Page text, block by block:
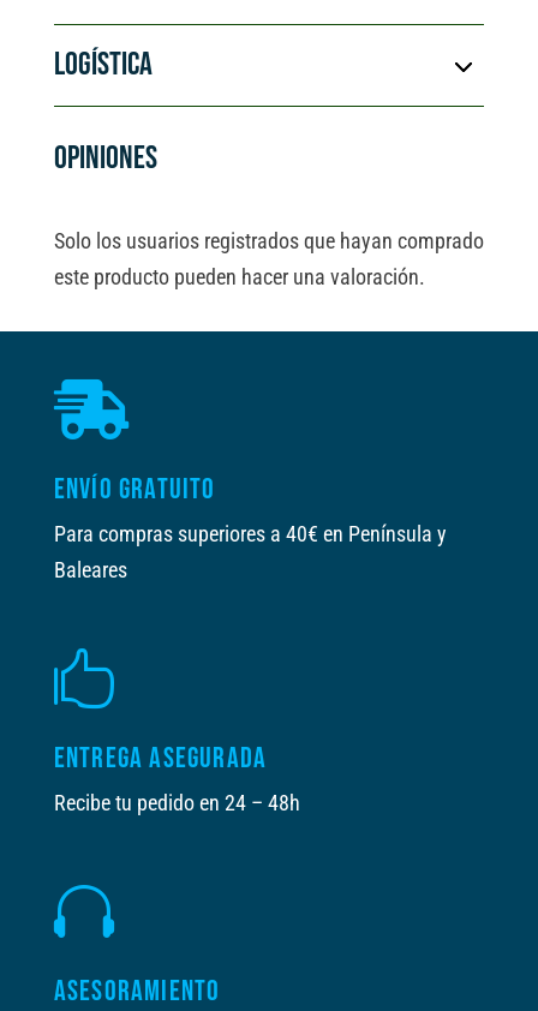
LOGÍSTICA
OPINIONES
Solo los usuarios registrados que hayan comprado
este producto pueden hacer una valoración.

ENVÍO GRATUITO
Para compras superiores a 40€ en Península y
Baleares

ENTREGA ASEGURADA
Recibe tu pedido en 24 – 48h

ASESORAMIENTO